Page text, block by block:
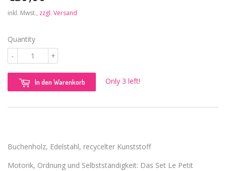
inkl. Mwst., zzgl. Versand
Quantity
+
-
In den Warenkorb Only 3 left!
Buchenholz, Edelstahl, recycelter Kunststoff
Motorik, Ordnung und Selbstständigkeit: Das Set Le Petit